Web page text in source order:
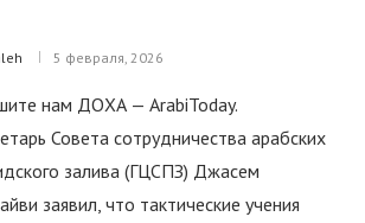
5 февраля, 2026
нам ДОХА — ArabiToday.
Совета сотрудничества арабских
залива (ГЦСПЗ) Джасем
заявил, что тактические учения